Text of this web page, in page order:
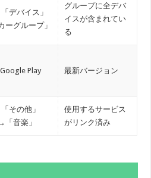
デバイス」
グループ」
グループに全デバ
イスが含まれてい
る
Play 最新バージョン
その他」
音楽」
使用するサービス
がリンク済み